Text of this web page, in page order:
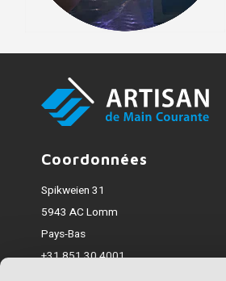
Coordonnées
Spikweien 31
5943 AC Lomm
Pays-Bas
+31 851 30 4001